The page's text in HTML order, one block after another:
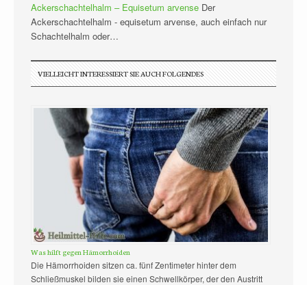
Ackerschachtelhalm – Equisetum arvense Der
Ackerschachtelhalm - equisetum arvense, auch einfach nur
Schachtelhalm oder…
VIELLEICHT INTERESSIERT SIE AUCH FOLGENDES
Was hilft gegen Hämorrhoiden
Die Hämorrhoiden sitzen ca. fünf Zentimeter hinter dem
Schließmuskel bilden sie einen Schwellkörper, der den Austritt